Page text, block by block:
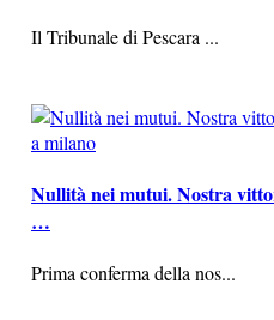
Il Tribunale di Pescara ...
Nullità nei mutui. Nostra
…
Prima conferma della nos...